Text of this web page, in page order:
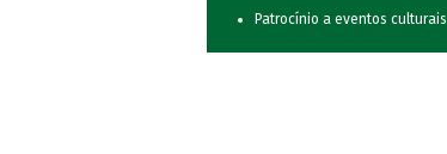
Patrocínio a eventos culturais